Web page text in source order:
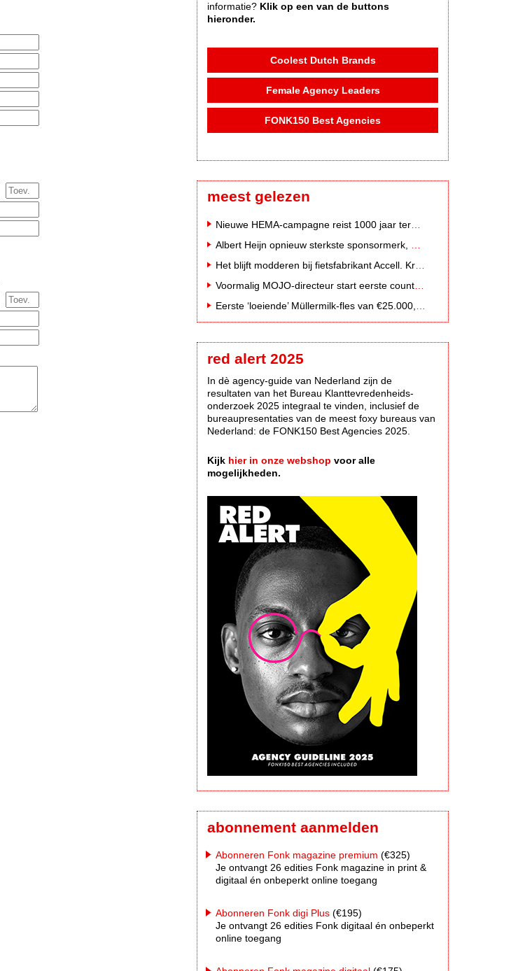
informatie? Klik op een van de buttons
hieronder.
Coolest Dutch Brands
Female Agency Leaders
FONK150 Best Agencies
meest gelezen
Eerste ‘loeiende’ Müllermilk-fles van €25.000,- gevonden
red alert 2025
In dè agency-guide van Nederland zijn de
resultaten van het Bureau Klanttevredenheids-
onderzoek 2025 integraal te vinden, inclusief de
bureaupresentaties van de meest foxy bureaus van
Nederland: de FONK150 Best Agencies 2025.
Kijk hier in onze webshop voor alle
mogelijkheden.
abonnement aanmelden
Abonneren Fonk magazine premium (€325)
Je ontvangt 26 edities Fonk magazine in print &
digitaal én onbeperkt online toegang
Abonneren Fonk digi Plus (€195)
Je ontvangt 26 edities Fonk digitaal én onbeperkt
online toegang